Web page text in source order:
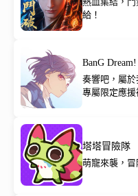
給！
BanG
奏響吧，屬
專屬限定應援
塔塔冒險隊
萌寵來襲，